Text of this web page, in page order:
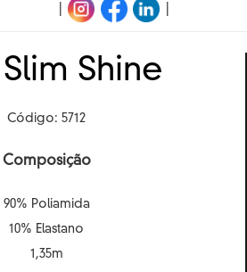
Slim Shine
Código: 5712
Composição
90% Poliamida
10% Elastano
1,35m